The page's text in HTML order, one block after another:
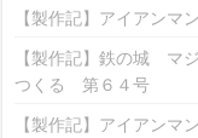
【製作記】アイアン
【製作記】鉄の城 マ
つくる 第６４号
【製作記】アイアン